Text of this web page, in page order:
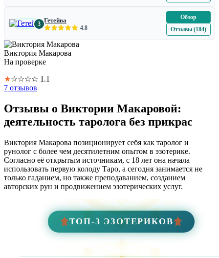
3 Гетейва
4.8
Обзор
Отзывы (184)
Виктория Макарова
На проверке
★☆☆☆☆ 1.1
7 отзывов
Отзывы о Виктории Макаровой:
деятельность таролога без прикрас
Виктория Макарова позиционирует себя как таролог и
рунолог с более чем десятилетним опытом в эзотерике.
Согласно её открытым источникам, с 18 лет она начала
использовать первую колоду Таро, а сегодня занимается не
только гаданием, но также преподаванием, созданием
авторских рун и продвижением эзотерических услуг.
ТОП-3 ЭЗОТЕРИКОВ